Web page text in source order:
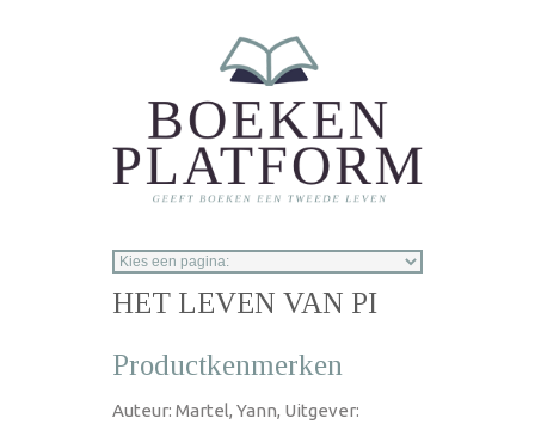
HET LEVEN VAN PI
Productkenmerken
Auteur: Martel, Yann, Uitgever: